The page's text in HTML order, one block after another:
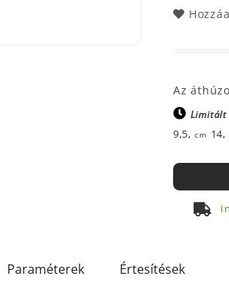
Az
9,5, cm 14,
Paraméterek Értesítések